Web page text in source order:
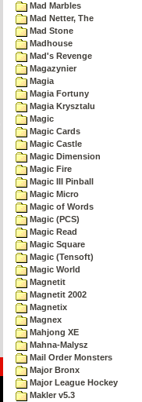
Mad Marbles
Mad Netter, The
Mad Stone
Madhouse
Mad's Revenge
Magazynier
Magia
Magia Fortuny
Magia Krysztalu
Magic
Magic Cards
Magic Castle
Magic Dimension
Magic Fire
Magic III Pinball
Magic Micro
Magic of Words
Magic (PCS)
Magic Read
Magic Square
Magic (Tensoft)
Magic World
Magnetit
Magnetit 2002
Magnetix
Magnex
Mahjong XE
Mahna-Malysz
Mail Order Monsters
Major Bronx
Major League Hockey
Makler v5.3